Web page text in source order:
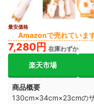
最安価格
Amazonで売れていま
7,280円 在庫わずか
楽天市場
商品概要
130cm×34cm×23cmの